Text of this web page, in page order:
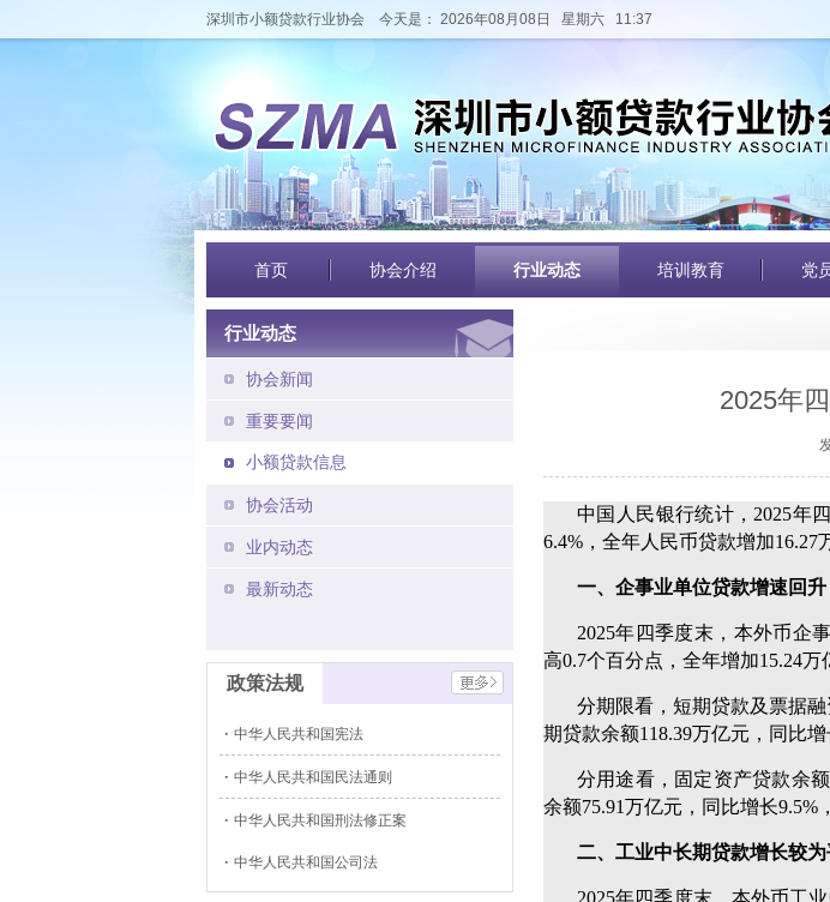
深圳市小额贷款行业协会 今天是： 2026年08月08日 星期六 11:37
首页 协会介绍 行业动态 培训教育 党
行业动态
协会新闻
重要要闻
小额贷款信息
协会活动
业内动态
最新动态
政策法规
中华人民共和国宪法
中华人民共和国民法通则
中华人民共和国刑法修正案
中华人民共和国公司法
2025年
中国人民银行统计，2025年
6.4%，全年人民币贷款增加16.27
一、企事业单位贷款增速回升
2025年四季度末，本外币企
高0.7个百分点，全年增加15.24万
分期限看，短期贷款及票据
期贷款余额118.39万亿元，同比增
分用途看，固定资产贷款余
余额75.91万亿元，同比增长9.5%
二、工业中长期贷款增长较
2025年四季度末，本外币工